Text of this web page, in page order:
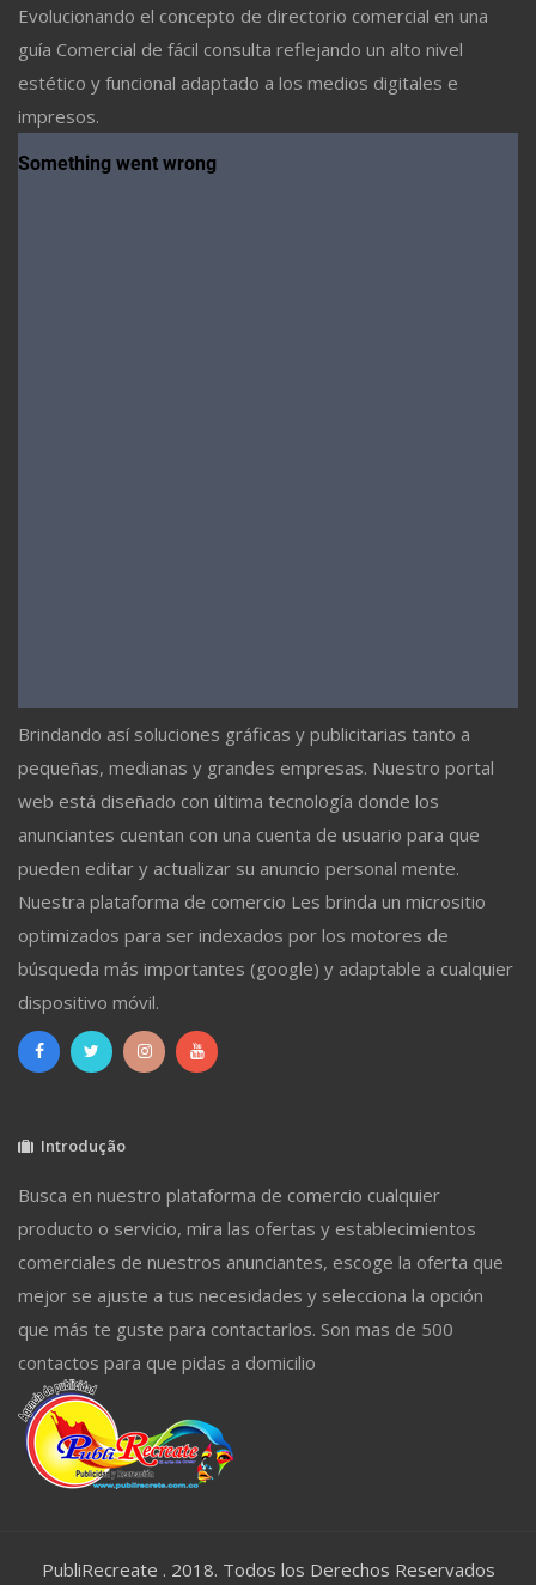
Evolucionando el concepto de directorio comercial en una
guía Comercial de fácil consulta reflejando un alto nivel
estético y funcional adaptado a los medios digitales e
impresos.
Brindando así soluciones gráficas y publicitarias tanto a
pequeñas, medianas y grandes empresas. Nuestro portal
web está diseñado con última tecnología donde los
anunciantes cuentan con una cuenta de usuario para que
pueden editar y actualizar su anuncio personal mente.
Nuestra plataforma de comercio Les brinda un micrositio
optimizados para ser indexados por los motores de
búsqueda más importantes (google) y adaptable a cualquier
dispositivo móvil.
Introdução
Busca en nuestro plataforma de comercio cualquier
producto o servicio, mira las ofertas y establecimientos
comerciales de nuestros anunciantes, escoge la oferta que
mejor se ajuste a tus necesidades y selecciona la opción
que más te guste para contactarlos. Son mas de 500
contactos para que pidas a domicilio
PubliRecreate . 2018. Todos los Derechos Reservados